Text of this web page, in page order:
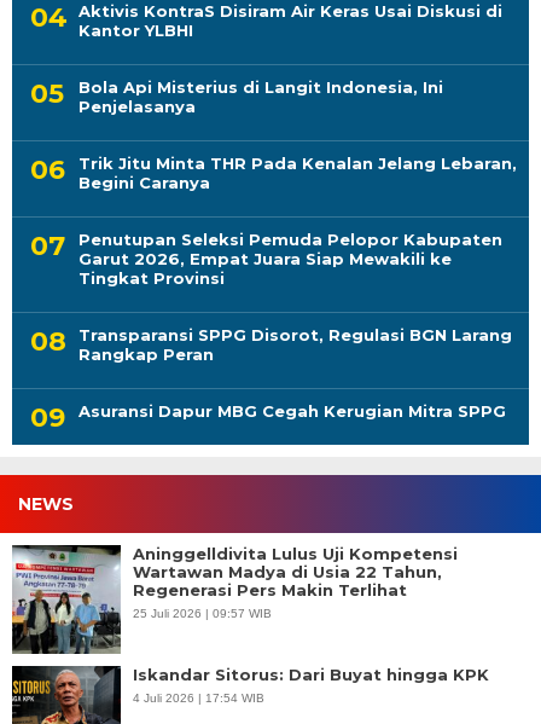
Aktivis KontraS Disiram Air Keras Usai Diskusi di
Kantor YLBHI
Bola Api Misterius di Langit Indonesia, Ini
Penjelasanya
Trik Jitu Minta THR Pada Kenalan Jelang Lebaran,
Begini Caranya
Penutupan Seleksi Pemuda Pelopor Kabupaten
Garut 2026, Empat Juara Siap Mewakili ke
Tingkat Provinsi
Transparansi SPPG Disorot, Regulasi BGN Larang
Rangkap Peran
Asuransi Dapur MBG Cegah Kerugian Mitra SPPG
NEWS
Aninggelldivita Lulus Uji Kompetensi
Wartawan Madya di Usia 22 Tahun,
Regenerasi Pers Makin Terlihat
25 Juli 2026 | 09:57 WIB
Iskandar Sitorus: Dari Buyat hingga KPK
4 Juli 2026 | 17:54 WIB